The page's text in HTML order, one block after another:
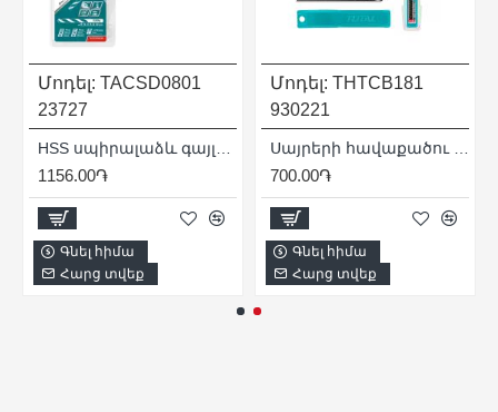
Մոդել: TACSD0801
23727
1156.00֏
Գնել հիմա
Հարց տվեք
Մոդել: THTCB181
930221
700.00֏
Գնել հիմա
Հարց տվեք